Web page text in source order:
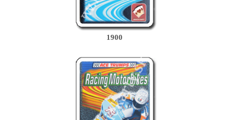
1900